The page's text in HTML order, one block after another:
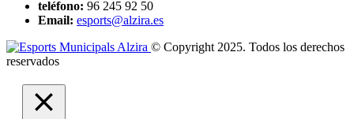
teléfono: 96 245 92 50
Email: esports@alzira.es
© Copyright 2025. Todos los derechos
reservados